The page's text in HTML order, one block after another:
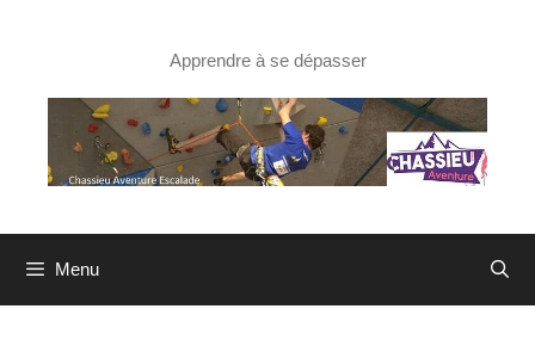
Apprendre à se dépasser
Menu